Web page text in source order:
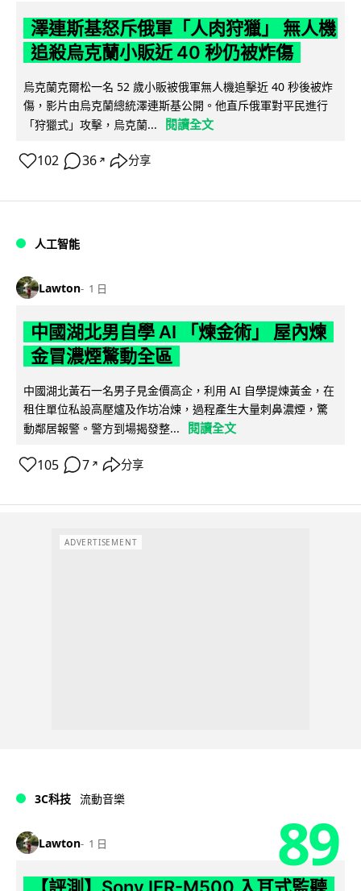
澤連斯基怒斥俄軍「人肉狩獵」 無人機
追殺烏克蘭小販近 40 秒仍被炸傷
烏克蘭克爾松一名 52 歲小販被俄軍無人機追擊近 40 秒後被炸
傷，影片由烏克蘭總統澤連斯基公開。他直斥俄軍對平民進行
「狩獵式」攻擊，烏克蘭...
閱讀全文
102 36 ↗ 分享
人工智能
Lawton 1 日
中國湖北男自學 AI 「煉金術」 屋內煉
金冒濃煙驚動全區
中國湖北黃石一名男子見金價高企，利用 AI 自學提煉黃金，在
租住單位私設高壓爐及作坊冶煉，過程產生大量刺鼻濃煙，驚
動鄰居報警。警方到場揭發整...
閱讀全文
105 7 ↗ 分享
ADVERTISEMENT
3C科技 流動音樂
Lawton 1 日 89